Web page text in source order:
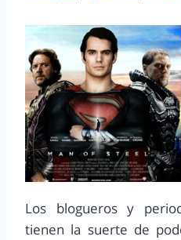
Los blogueros y
tienen la suerte de